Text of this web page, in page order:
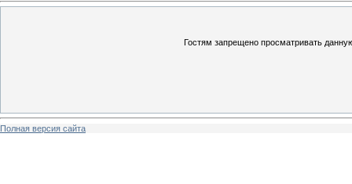
Гостям запрещено просматривать
Полная версия сайта